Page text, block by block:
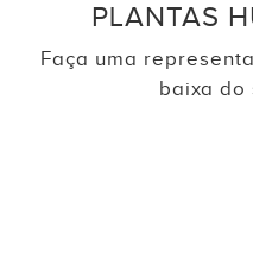
PLANTAS
Faça uma
baixa do